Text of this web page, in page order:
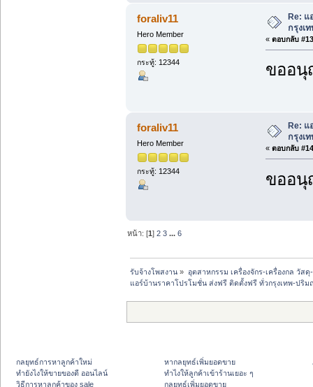
foraliv11
Hero Member
กระทู้: 12344
Re: แ
กรุงเ
« ตอบกลับ
ขออนุ
foraliv11
Hero Member
กระทู้: 12344
Re: แ
กรุงเ
« ตอบกลับ
ขออนุ
หน้า: [1]2 3 ...6
รับจ้างโพสงาน » อุตสาหกรรม เครื่องจักร-เครื่องกล วัส
แอร์บ้านราคาโปรโมชั่น ส่งฟรี ติดตั้งฟรี ทั่วกรุงเทพ-ปริ
กลยุทธ์การหาลูกค้าใหม่
ทํายังไงให้ขายของดี ออนไลน์
วิธีการหาลูกค้าของ sale
หากลยุทธ์เพิ่มยอดขาย
ทําไงให้ลูกค้าเข้าร้านเยอะ ๆ
กลยุทธ์เพิ่มยอดขาย